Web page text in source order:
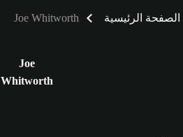
الصفحة الرئيسية Joe Whitworth
Joe
Whitworth